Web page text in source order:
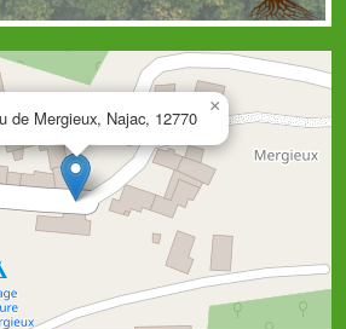
de Mergieux, Najac, 12770
×